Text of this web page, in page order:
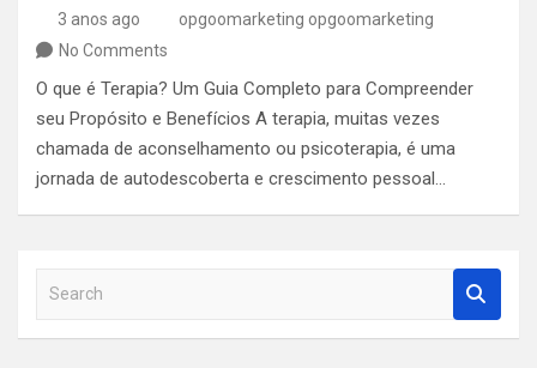
3 anos ago
opgoomarketing opgoomarketing
No Comments
O que é Terapia? Um Guia Completo para Compreender
seu Propósito e Benefícios A terapia, muitas vezes
chamada de aconselhamento ou psicoterapia, é uma
jornada de autodescoberta e crescimento pessoal…
a